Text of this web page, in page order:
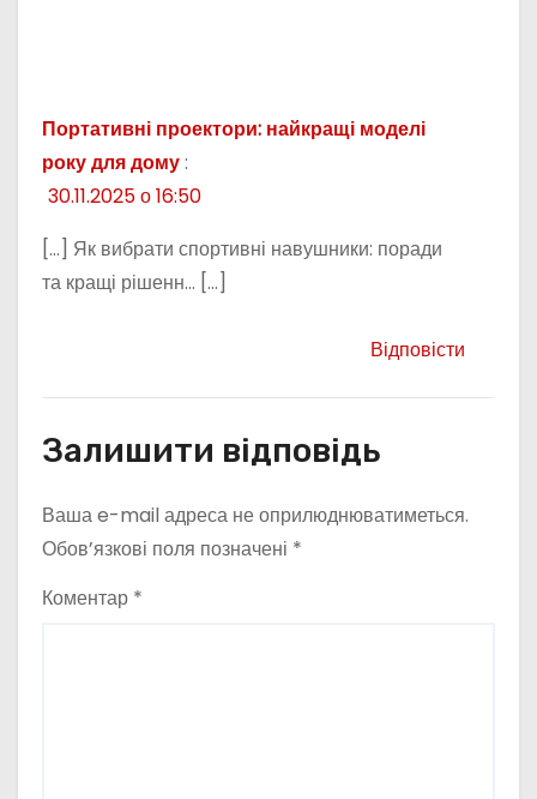
Портативні проектори: найкращі моделі
року для дому:
30.11.2025 о 16:50
[…] Як вибрати спортивні навушники: поради
та кращі рішенн… […]
Відповісти
Залишити відповідь
Ваша e-mail адреса не оприлюднюватиметься.
Обов’язкові поля позначені *
Коментар *